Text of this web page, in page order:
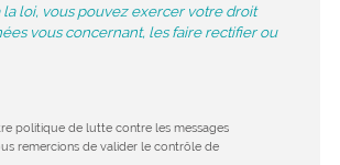
loi, vous pouvez exercer votre droit
vous concernant, les faire rectifier ou
politique de lutte contre les messages
remercions de valider le contrôle de